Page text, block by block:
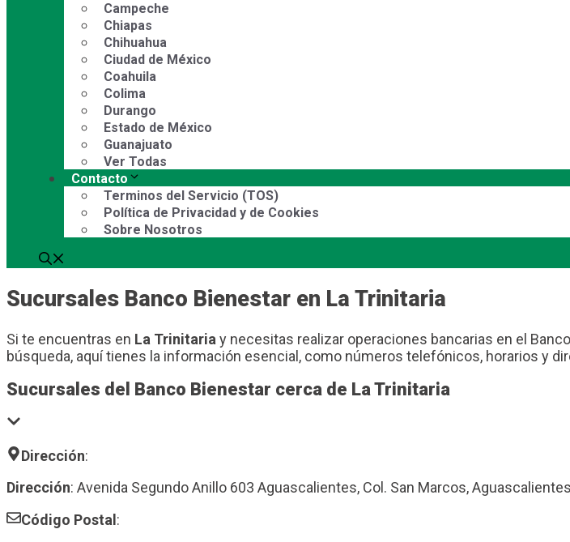
Campeche
Chiapas
Chihuahua
Ciudad de México
Coahuila
Colima
Durango
Estado de México
Guanajuato
Ver Todas
Contacto
Terminos del Servicio (TOS)
Política de Privacidad y de Cookies
Sobre Nosotros
Sucursales Banco Bienestar en La Trinitaria
Si te encuentras en La Trinitaria y necesitas realizar operaciones bancarias en el
búsqueda, aquí tienes la información esencial, como números telefónicos, horarios y
Sucursales del Banco Bienestar cerca de La Trinitaria
Dirección:
Dirección: Avenida Segundo Anillo 603 Aguascalientes, Col. San Marcos,
Código Postal :